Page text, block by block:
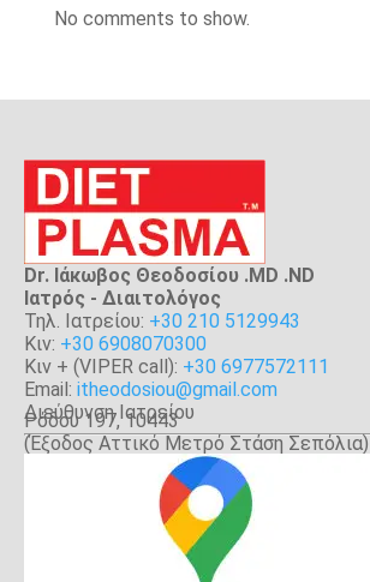
No comments to show.
Dr. Ιάκωβος Θεοδοσίου .MD .ND
Iατρός - Διαιτολόγος
Τηλ. Ιατρείου: +30 210 5129943
Κιν: +30 6908070300
Κιν + (VIPER call): +30 6977572111
Email: itheodosiou@gmail.com
Διεύθυνση Ιατρείου
Ρόδου 197, 10443
(Έξοδος Αττικό Μετρό Στάση Σεπόλια)